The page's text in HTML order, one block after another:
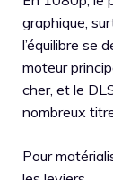
graphique,
l’équilibre se
moteur
cher, et le
nombreux
Pour